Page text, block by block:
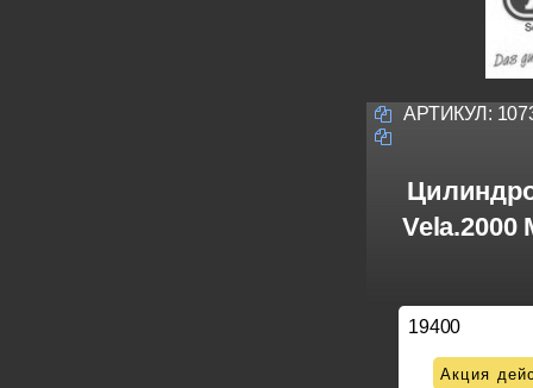
АРТИКУЛ:
Vela.2000
19400
Акция